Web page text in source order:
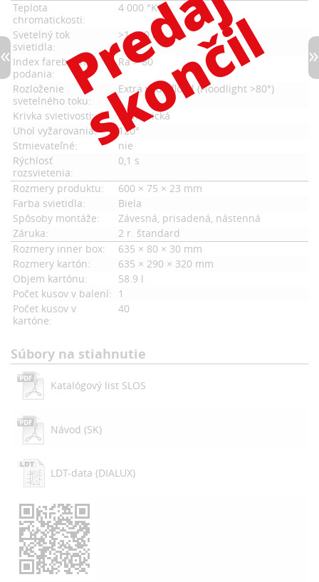
Teplota
chromatickosti:
4 000 °K
Svetelný tok
svietidla:
>1 600 lm
Index farebného
podania:
Ra > 80
Rozloženie
svetelného toku:
Extra wide flood (Floodlight >80°)
Krivka svietivosti:
Symetrická
Uhol vyžarovania:
120°
Stmievateľné:
nie
Rýchlosť
rozsvietenia:
0,1 s
Rozmery produktu:
600 × 75 × 23 mm
Farba svietidla:
Biela
Spôsoby montáže:
Závesná, prisadená, nástenná
Záruka:
2 r. štandard
Rozmery inner box:
635 × 80 × 30 mm
Rozmery kartón:
635 × 290 × 320 mm
Objem kartónu:
58.9 l
Počet kusov v balení:
1
Počet kusov v
kartóne:
40
Súbory na stiahnutie
Katalógový list SLOS
Návod (SK)
LDT-data (DIALUX)